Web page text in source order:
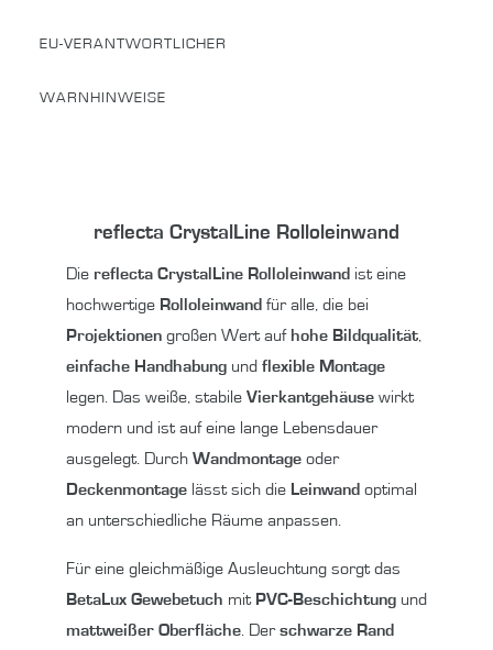
EU-VERANTWORTLICHER
WARNHINWEISE
reflecta CrystalLine Rolloleinwand
Die reflecta CrystalLine Rolloleinwand ist eine
hochwertige Rolloleinwand für alle, die bei
Projektionen großen Wert auf hohe Bildqualität
einfache Handhabung und flexible Montage
legen. Das weiße, stabile Vierkantgehäuse wirkt
modern und ist auf eine lange Lebensdauer
ausgelegt. Durch Wandmontage oder
Deckenmontage lässt sich die Leinwand optimal
an unterschiedliche Räume anpassen.
Für eine gleichmäßige Ausleuchtung sorgt das
BetaLux Gewebetuch mit PVC-Beschichtung und
mattweißer Oberfläche . Derschwarze Rand